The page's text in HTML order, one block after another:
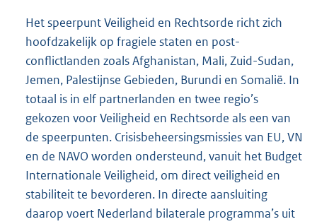
Het speerpunt Veiligheid en Rechtsorde richt zich
hoofdzakelijk op fragiele staten en post-
conflictlanden zoals Afghanistan, Mali, Zuid-Sudan,
Jemen, Palestijnse Gebieden, Burundi en Somalië. In
totaal is in elf partnerlanden en twee regio’s
gekozen voor Veiligheid en Rechtsorde als een van
de speerpunten. Crisisbeheersingsmissies van EU, VN
en de NAVO worden ondersteund, vanuit het Budget
Internationale Veiligheid, om direct veiligheid en
stabiliteit te bevorderen. In directe aansluiting
daarop voert Nederland bilaterale programma’s uit